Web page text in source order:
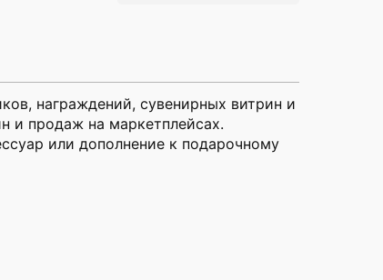
награждений, сувенирных витрин и
и продаж на маркетплейсах.
или дополнение к подарочному